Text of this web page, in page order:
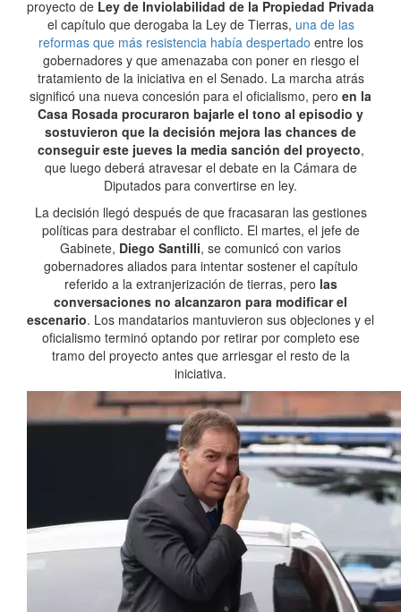
proyecto de Ley de Inviolabilidad de la Propiedad Privada
el capítulo que derogaba la Ley de Tierras, una de las
reformas que más resistencia había despertado entre los
gobernadores y que amenazaba con poner en riesgo el
tratamiento de la iniciativa en el Senado. La marcha atrás
significó una nueva concesión para el oficialismo, pero en la
Casa Rosada procuraron bajarle el tono al episodio y
sostuvieron que la decisión mejora las chances de
conseguir este jueves la media sanción del proyecto,
que luego deberá atravesar el debate en la Cámara de
Diputados para convertirse en ley.
La decisión llegó después de que fracasaran las gestiones
políticas para destrabar el conflicto. El martes, el jefe de
Gabinete, Diego Santilli, se comunicó con varios
gobernadores aliados para intentar sostener el capítulo
referido a la extranjerización de tierras, pero las
conversaciones no alcanzaron para modificar el
escenario. Los mandatarios mantuvieron sus objeciones y el
oficialismo terminó optando por retirar por completo ese
tramo del proyecto antes que arriesgar el resto de la
iniciativa.